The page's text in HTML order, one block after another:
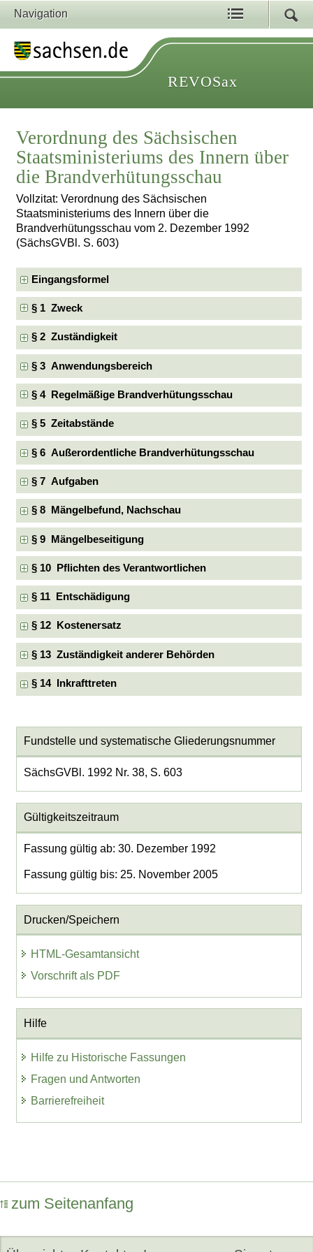
Navigation
REVOSax
Verordnung des Sächsischen
Staatsministeriums des Innern über
die Brandverhütungsschau
Vollzitat: Verordnung des Sächsischen
Staatsministeriums des Innern über die
Brandverhütungsschau vom 2. Dezember 1992
(SächsGVBl. S. 603)
Eingangsformel
§ 1 Zweck
§ 2 Zuständigkeit
§ 3 Anwendungsbereich
§ 4 Regelmäßige Brandverhütungsschau
§ 5 Zeitabstände
§ 6 Außerordentliche Brandverhütungsschau
§ 7 Aufgaben
§ 8 Mängelbefund, Nachschau
§ 9 Mängelbeseitigung
§ 10 Pflichten des Verantwortlichen
§ 11 Entschädigung
§ 12 Kostenersatz
§ 13 Zuständigkeit anderer Behörden
§ 14 Inkrafttreten
Fundstelle und systematische Gliederungsnummer
SächsGVBl. 1992 Nr. 38, S. 603
Gültigkeitszeitraum
Fassung gültig ab: 30. Dezember 1992
Fassung gültig bis: 25. November 2005
Drucken/Speichern
HTML-Gesamtansicht
Vorschrift als PDF
Hilfe
Hilfe zu Historische Fassungen
Fragen und Antworten
Barrierefreiheit
zum Seitenanfang